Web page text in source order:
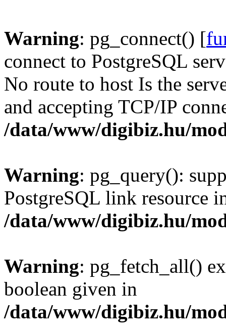
Warning: pg_connect() [
connect to PostgreSQL
No route to host Is the
and accepting TCP/IP
/data/www/digibiz.hu/
Warning: pg_query():
PostgreSQL link resource
/data/www/digibiz.hu/
Warning: pg_fetch_all()
boolean given in
/data/www/digibiz.hu/